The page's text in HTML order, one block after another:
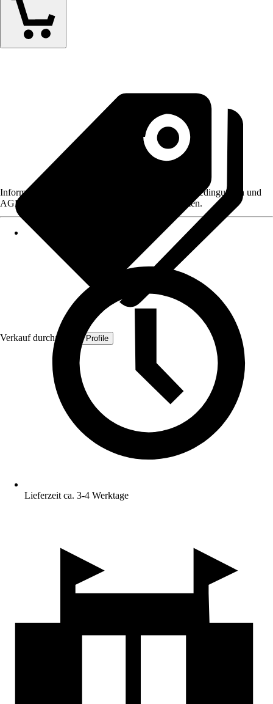
Verkauf durch: Quest Profile
Informationen des Verkäufers, wie z. B. Rückgabebedingungen und
AGB, finden Sie bei Klick auf den Verkäufernamen.
Lieferzeit ca. 3-4 Werktage